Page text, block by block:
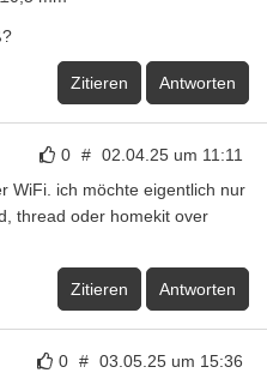
Zitieren Antworten
0 # 02.04.25 um 11:11
WiFi. ich möchte eigentlich nur
thread oder homekit over
Zitieren Antworten
0 # 03.05.25 um 15:36